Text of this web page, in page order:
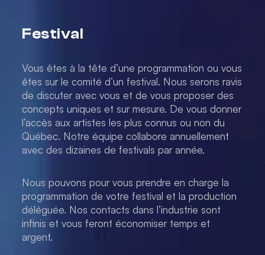
Festival
Vous êtes à la tête d’une programmation ou vous
êtes sur le comité d’un festival. Nous serons ravis
de discuter avec vous et de vous proposer des
concepts uniques et sur mesure. De vous donner
l’accès aux artistes les plus connus ou non du
Québec. Notre équipe collabore annuellement
avec des dizaines de festivals par année.
Nous pouvons pour vous prendre en charge la
programmation de votre festival et la production
déléguée. Nos contacts dans l’industrie sont
infinis et vous feront économiser temps et
argent.